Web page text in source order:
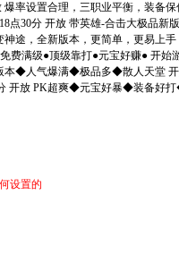
爆率设置合理，三职业平衡，装备
30分 开放 带英雄-合击大极品新
途，全新版本，更简单，更易上
费满级●顶级靠打●元宝好赚● 开始
本◆人气爆满◆极品多◆散人天堂
开放 PK超爽◆元宝好暴◆装备
设置的